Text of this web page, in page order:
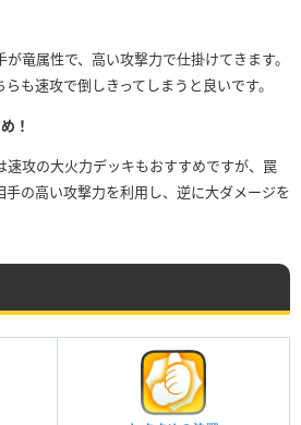
が竜属性で、高い攻撃力で仕掛けてきます。
も速攻で倒しきってしまうと良いです。
！
速攻の大火力デッキもおすすめですが、罠
手の高い攻撃力を利用し、逆に大ダメージを